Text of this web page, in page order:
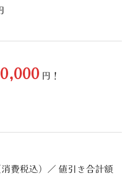
円！
費税込）／ 値引き合計額